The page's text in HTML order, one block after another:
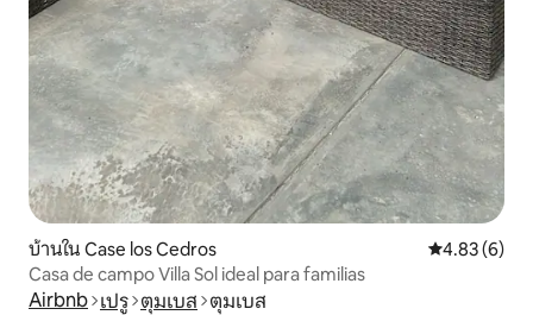
บ้านใน Case los Cedros คะแนนเฉลี่ย
4.83 (6)
Casa de campo Villa Sol ideal para familias
Airbnb เปรู ตุมเบส ตุมเบส